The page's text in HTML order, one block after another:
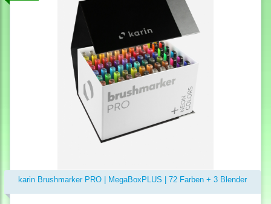
karin Brushmarker PRO | MegaBoxPLUS | 72 Farben + 3 Blender